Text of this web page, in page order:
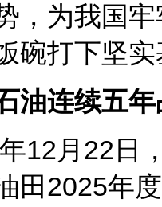
，为我国
碗打下坚
连续五年
月22日，
田2025年